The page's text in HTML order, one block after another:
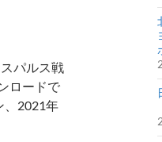
パルス戦
ロードで
、2021年